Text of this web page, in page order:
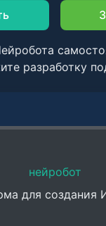
разработку
нейробот
для создания